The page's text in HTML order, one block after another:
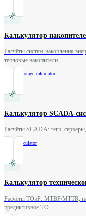
Калькулятор
Расчёты систем накопления
тепловые накопители
energy-storage-calculator
Калькулятор SCADA-
Расчёты SCADA: теги,
scada-calculator
Калькулятор
Расчёты ТОиР: MTBF/MTTR,
предиктивное ТО